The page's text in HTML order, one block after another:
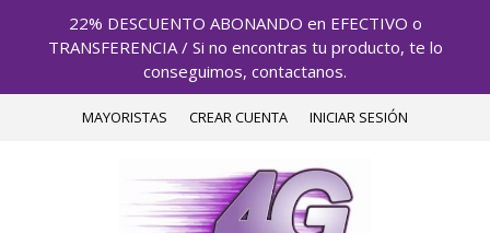
22% DESCUENTO ABONANDO en EFECTIVO o
TRANSFERENCIA / Si no encontras tu producto, te lo
conseguimos, contactanos.
MAYORISTAS CREAR CUENTA INICIAR SESIÓN